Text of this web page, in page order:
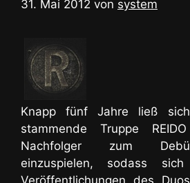
31. Mai 2012 von system
Knapp fünf Jahre ließ
stammende Truppe
Nachfolger zum
einzuspielen, sodass